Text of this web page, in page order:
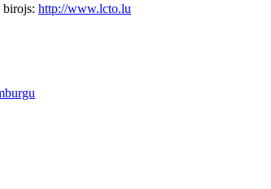
birojs: http://www.lcto.lu